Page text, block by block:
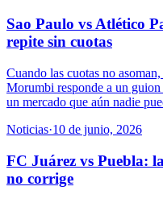
Sao Paulo vs Atlético
repite sin cuotas
Cuando las cuotas no
Morumbi responde a un
un mercado que aún nadie
Noticias·10 de junio, 2026
FC Juárez vs Puebla:
no corrige